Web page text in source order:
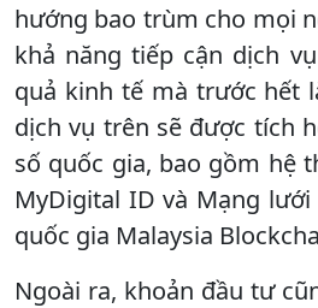
hướng bao trùm cho mọi
khả năng tiếp cận dịch
quả kinh tế mà trước hết
dịch vụ trên sẽ được tích
số quốc gia, bao gồm hệ
MyDigital ID và Mạng
quốc gia Malaysia
Ngoài ra, khoản đầu tư